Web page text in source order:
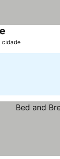
cidade